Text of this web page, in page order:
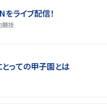
ライブ配信！
競技
っての甲子園とは